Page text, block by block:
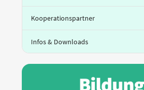
Kooperationspartner
Infos & Downloads